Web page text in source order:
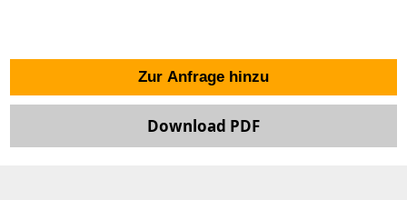
Zur Anfrage hinzu
Download PDF